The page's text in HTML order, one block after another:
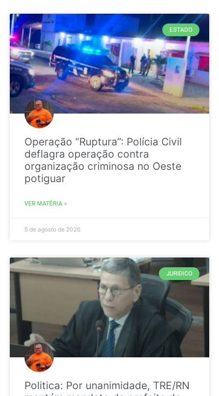
ESTADO
Operação “Ruptura”: Polícia Civil
deflagra operação contra
organização criminosa no Oeste
potiguar
VER MATÉRIA »
5 de agosto de 2026
JURIDICO
Politica: Por unanimidade, TRE/RN